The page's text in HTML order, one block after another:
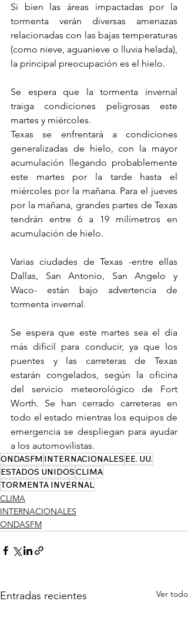
Si bien las áreas impactadas por la
tormenta verán diversas amenazas
relacionadas con las bajas temperaturas
(como nieve, aguanieve o lluvia helada),
la principal preocupación es el hielo.
Se espera que la tormenta invernal
traiga condiciones peligrosas este
martes y miércoles.
Texas se enfrentará a condiciones
generalizadas de hielo, con la mayor
acumulación llegando probablemente
este martes por la tarde hasta el
miércoles por la mañana. Para el jueves
por la mañana, grandes partes de Texas
tendrán entre 6 a 19 milímetros en
acumulación de hielo.
Varias ciudades de Texas -entre ellas
Dallas, San Antonio, San Angelo y
Waco- están bajo advertencia de
tormenta invernal.
Se espera que este martes sea el día
más difícil para conducir, ya que los
puentes y las carreteras de Texas
estarán congelados, según la oficina
del servicio meteorológico de Fort
Worth. Se han cerrado carreteras en
todo el estado mientras los equipos de
emergencia se despliegan para ayudar
a los automovilistas.
ONDASFM INTERNACIONALES EE. UU.
ESTADOS UNIDOSCLIMA
TORMENTA INVERNAL
CLIMA
INTERNACIONALES
ONDASFM
Entradas recientes Ver todo